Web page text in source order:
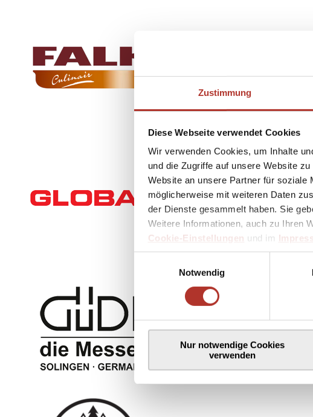
Zustimmung
Diese Webseite verwendet Cookies
Wir verwenden Cookies, um Inhalte
und die Zugriffe auf unsere Website
Website an unsere Partner für soziale
möglicherweise mit weiteren Daten
der Dienste gesammelt haben. Sie
Weitere Informationen, auch zu Ihren
Cookie-Einstellungen und im
Notwendig
Nur notwendige Cookies
verwenden